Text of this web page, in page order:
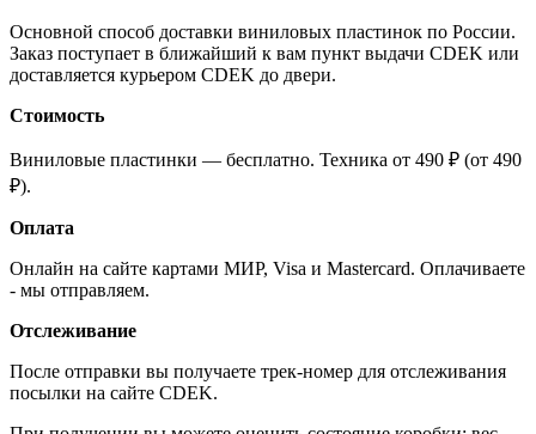
Основной способ доставки виниловых пластинок по России.
Заказ поступает в ближайший к вам пункт выдачи CDEK или
доставляется курьером CDEK до двери.
Стоимость
Виниловые пластинки — бесплатно. Техника от 490 ₽ (от 490
₽).
Оплата
Онлайн на сайте картами МИР, Visa и Mastercard. Оплачиваете
- мы отправляем.
Отслеживание
После отправки вы получаете трек-номер для отслеживания
посылки на сайте CDEK.